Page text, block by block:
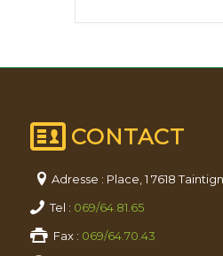
CONTACT
Adresse : Place, 1 7618
Tel : 069/64.81.65
Fax : 069/64.70.43